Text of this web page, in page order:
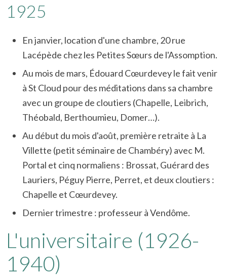
1925
En janvier, location d'une chambre, 20 rue
Lacépède chez les Petites Sœurs de l'Assomption.
Au mois de mars, Édouard Cœurdevey le fait venir
à St Cloud pour des méditations dans sa chambre
avec un groupe de cloutiers (Chapelle, Leibrich,
Théobald, Berthoumieu, Domer…).
Au début du mois d'août, première retraite à La
Villette (petit séminaire de Chambéry) avec M.
Portal et cinq normaliens : Brossat, Guérard des
Lauriers, Péguy Pierre, Perret, et deux cloutiers :
Chapelle et Cœurdevey.
Dernier trimestre : professeur à Vendôme.
L'universitaire (1926-
1940)